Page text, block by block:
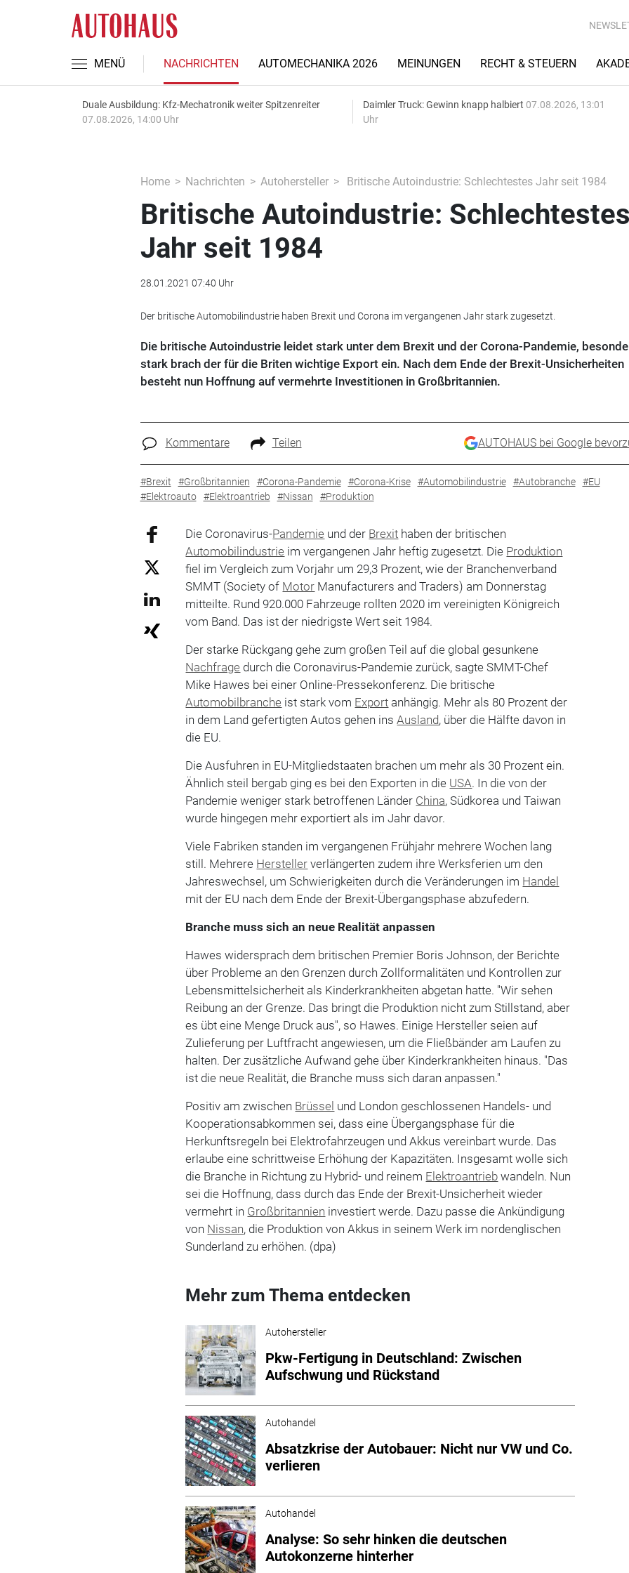
MENÜ NACHRICHTEN AUTOMECHANIKA 2026 MEINUNGEN RECHT & STEUERN
Duale Ausbildung: Kfz-Mechatronik weiter Spitzenreiter
07.08.2026, 14:00 Uhr
Daimler Truck: Gewinn knapp halbiert 07.08.2026, 13:01
Uhr
Home Nachrichten Autohersteller Britische Autoindustrie: Schlechtestes Jahr seit 1984
Britische Autoindustrie:
Jahr seit 1984
28.01.2021 07:40 Uhr
Der britische Automobilindustrie haben Brexit und Corona im vergangenen Jahr stark zugesetzt.
Die britische Autoindustrie leidet stark unter dem Brexit und der Corona-Pandemie,
stark brach der für die Briten wichtige Export ein. Nach dem Ende der Brexit-Unsicherheiten
besteht nun Hoffnung auf vermehrte Investitionen in Großbritannien.
Kommentare Teilen AUTOHAUS bei Google
#Brexit #Großbritannien #Corona-Pandemie #Corona-Krise #Automobilindustrie #Autobranche
#EU
#Elektroauto
#Elektroantrieb #Nissan #Produktion
Die Coronavirus-Pandemie und der Brexit haben der britischen
Automobilindustrie im vergangenen Jahr heftig zugesetzt. Die Produktion
fiel im Vergleich zum Vorjahr um 29,3 Prozent, wie der Branchenverband
SMMT (Society of Motor Manufacturers and Traders) am Donnerstag
mitteilte. Rund 920.000 Fahrzeuge rollten 2020 im vereinigten Königreich
vom Band. Das ist der niedrigste Wert seit 1984.
Der starke Rückgang gehe zum großen Teil auf die global gesunkene
Nachfrage durch die Coronavirus-Pandemie zurück, sagte SMMT-Chef
Mike Hawes bei einer Online-Pressekonferenz. Die britische
Automobilbranche ist stark vom Export anhängig. Mehr als 80 Prozent der
in dem Land gefertigten Autos gehen insAusland, über die Hälfte davon in
die EU.
Die Ausfuhren in EU-Mitgliedstaaten brachen um mehr als 30 Prozent ein.
Ähnlich steil bergab ging es bei den Exporten in die USA. In die von der
Pandemie weniger stark betroffenen Länder China, Südkorea und Taiwan
wurde hingegen mehr exportiert als im Jahr davor.
Viele Fabriken standen im vergangenen Frühjahr mehrere Wochen lang
still. Mehrere Hersteller verlängerten zudem ihre Werksferien um den
Jahreswechsel, um Schwierigkeiten durch die Veränderungen im Handel
mit der EU nach dem Ende der Brexit-Übergangsphase abzufedern.
Branche muss sich an neue Realität anpassen
Hawes widersprach dem britischen Premier Boris Johnson, der Berichte
über Probleme an den Grenzen durch Zollformalitäten und Kontrollen zur
Lebensmittelsicherheit als Kinderkrankheiten abgetan hatte. "Wir sehen
Reibung an der Grenze. Das bringt die Produktion nicht zum Stillstand, aber
es übt eine Menge Druck aus", so Hawes. Einige Hersteller seien auf
Zulieferung per Luftfracht angewiesen, um die Fließbänder am Laufen zu
halten. Der zusätzliche Aufwand gehe über Kinderkrankheiten hinaus. "Das
ist die neue Realität, die Branche muss sich daran anpassen."
Positiv am zwischen Brüssel und London geschlossenen Handels- und
Kooperationsabkommen sei, dass eine Übergangsphase für die
Herkunftsregeln bei Elektrofahrzeugen und Akkus vereinbart wurde. Das
erlaube eine schrittweise Erhöhung der Kapazitäten. Insgesamt wolle sich
die Branche in Richtung zu Hybrid- und reinem Elektroantrieb wandeln. Nun
sei die Hoffnung, dass durch das Ende der Brexit-Unsicherheit wieder
vermehrt in Großbritannien investiert werde. Dazu passe die Ankündigung
von Nissan, die Produktion von Akkus in seinem Werk im nordenglischen
Sunderland zu erhöhen. (dpa)
Mehr zum Thema entdecken
Autohersteller
Pkw-Fertigung in Deutschland: Zwischen
Aufschwung und Rückstand
Autohandel
Absatzkrise der Autobauer: Nicht nur VW und Co.
verlieren
Autohandel
Analyse: So sehr hinken die deutschen
Autokonzerne hinterher